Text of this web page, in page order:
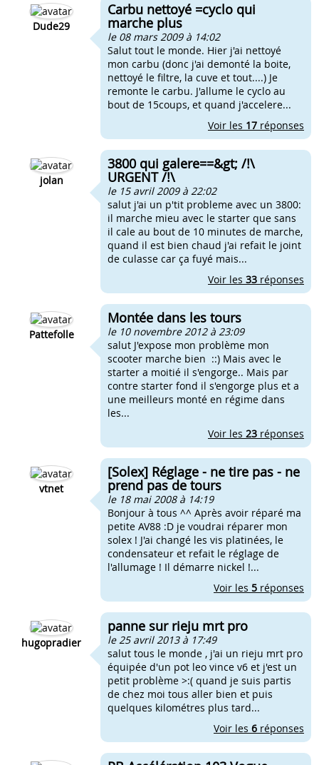
Dude29
Carbu nettoyé =cyclo qui
marche plus
le 08 mars 2009 à 14:02
Salut tout le monde. Hier j'ai nettoyé
mon carbu (donc j'ai demonté la boite,
nettoyé le filtre, la cuve et tout....) Je
remonte le carbu. J'allume le cyclo au
bout de 15coups, et quand j'accelere...
Voir les 17 réponses
jolan
3800 qui galere==&gt; /!\
URGENT /!\
le 15 avril 2009 à 22:02
salut j'ai un p'tit probleme avec un 3800:
il marche mieu avec le starter que sans
il cale au bout de 10 minutes de marche,
quand il est bien chaud j'ai refait le joint
de culasse car ça fuyé mais...
Voir les 33 réponses
Pattefolle
Montée dans les tours
le 10 novembre 2012 à 23:09
salut J'expose mon problème mon
scooter marche bien ::) Mais avec le
starter a moitié il s'engorge.. Mais par
contre starter fond il s'engorge plus et a
une meilleurs monté en régime dans
les...
Voir les 23 réponses
vtnet
[Solex] Réglage - ne tire pas - ne
prend pas de tours
le 18 mai 2008 à 14:19
Bonjour à tous ^^ Après avoir réparé ma
petite AV88 :D je voudrai réparer mon
solex ! J'ai changé les vis platinées, le
condensateur et refait le réglage de
l'allumage ! Il démarre nickel !...
Voir les 5 réponses
hugopradier
panne sur rieju mrt pro
le 25 avril 2013 à 17:49
salut tous le monde , j'ai un rieju mrt pro
équipée d'un pot leo vince v6 et j'est un
petit problème >:( quand je suis partis
de chez moi tous aller bien et puis
quelques kilométres plus tard...
Voir les 6 réponses